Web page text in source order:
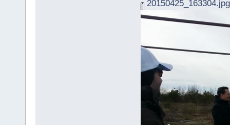
20150425_163304.jpg